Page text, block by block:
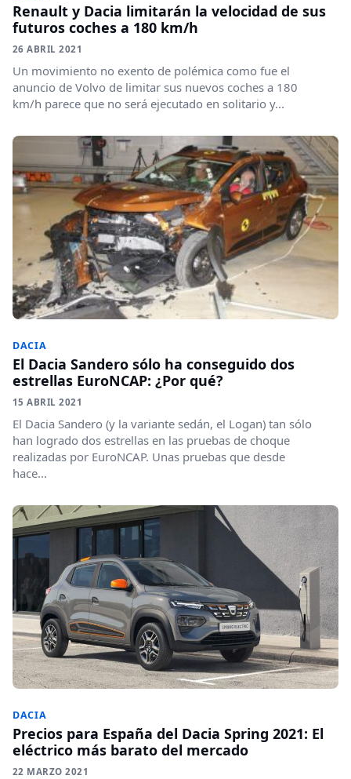
Renault y Dacia limitarán la velocidad de sus
futuros coches a 180 km/h
26 ABRIL 2021
Un movimiento no exento de polémica como fue el
anuncio de Volvo de limitar sus nuevos coches a 180
km/h parece que no será ejecutado en solitario y...
DACIA
El Dacia Sandero sólo ha conseguido dos
estrellas EuroNCAP: ¿Por qué?
15 ABRIL 2021
El Dacia Sandero (y la variante sedán, el Logan) tan sólo
han logrado dos estrellas en las pruebas de choque
realizadas por EuroNCAP. Unas pruebas que desde
hace...
DACIA
Precios para España del Dacia Spring 2021: El
eléctrico más barato del mercado
22 MARZO 2021